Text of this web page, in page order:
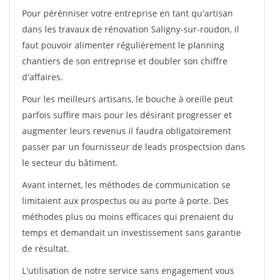
Pour pérénniser votre entreprise en tant qu'artisan
dans les travaux de rénovation Saligny-sur-roudon, il
faut pouvoir alimenter régulièrement le planning
chantiers de son entreprise et doubler son chiffre
d'affaires.
Pour les meilleurs artisans, le bouche à oreille peut
parfois suffire mais pour les désirant progresser et
augmenter leurs revenus il faudra obligatoirement
passer par un fournisseur de leads prospectsion dans
le secteur du bâtiment.
Avant internet, les méthodes de communication se
limitaient aux prospectus ou au porte à porte. Des
méthodes plus ou moins efficaces qui prenaient du
temps et demandait un investissement sans garantie
de résultat.
L'utilisation de notre service sans engagement vous